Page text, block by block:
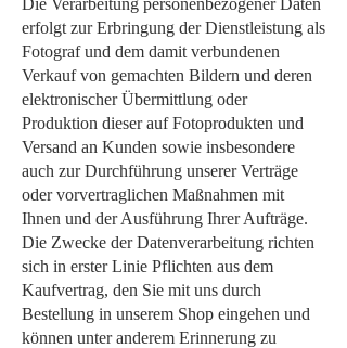
Die Verarbeitung personenbezogener Daten
erfolgt zur Erbringung der Dienstleistung als
Fotograf und dem damit verbundenen
Verkauf von gemachten Bildern und deren
elektronischer Übermittlung oder
Produktion dieser auf Fotoprodukten und
Versand an Kunden sowie insbesondere
auch zur Durchführung unserer Verträge
oder vorvertraglichen Maßnahmen mit
Ihnen und der Ausführung Ihrer Aufträge.
Die Zwecke der Datenverarbeitung richten
sich in erster Linie Pflichten aus dem
Kaufvertrag, den Sie mit uns durch
Bestellung in unserem Shop eingehen und
können unter anderem Erinnerung zu